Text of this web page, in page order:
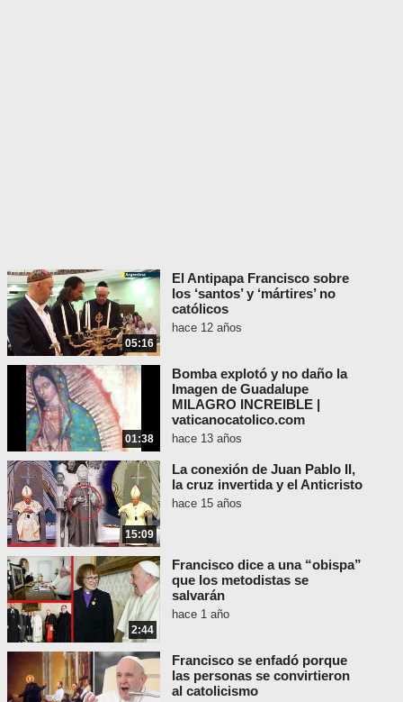
05:16
El Antipapa Francisco sobre
los ‘santos’ y ‘mártires’ no
católicos
hace 12 años
01:38
Bomba explotó y no daño la
Imagen de Guadalupe
MILAGRO INCREIBLE |
vaticanocatolico.com
hace 13 años
15:09
La conexión de Juan Pablo II,
la cruz invertida y el Anticristo
hace 15 años
2:44
Francisco dice a una “obispa”
que los metodistas se
salvarán
hace 1 año
Francisco se enfadó porque
las personas se convirtieron
al catolicismo